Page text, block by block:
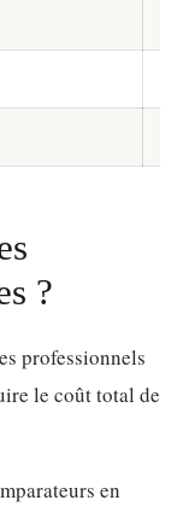
?
professionnels
le coût total de
en